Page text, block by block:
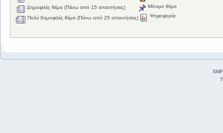
Δημοφιλές θέμα (Πάνω από 15 απαντήσεις)
Πολύ δημοφιλές θέμα (Πάνω από 25 απαντήσεις)
Μόνιμο θέμα
Ψηφοφορία